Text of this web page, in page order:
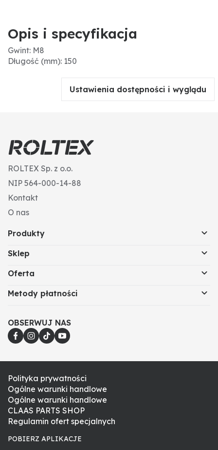
Opis i specyfikacja
Gwint: M8
Długość (mm): 150
Ustawienia dostępności i wyglądu
ROLTEX Sp. z o.o.
NIP 564-000-14-88
Kontakt
O nas
Produkty
Sklep
Oferta
Metody płatności
OBSERWUJ NAS
Polityka prywatności
Ogólne warunki handlowe
Ogólne warunki handlowe
CLAAS PARTS SHOP
Regulamin ofert specjalnych
POBIERZ APLIKACJE